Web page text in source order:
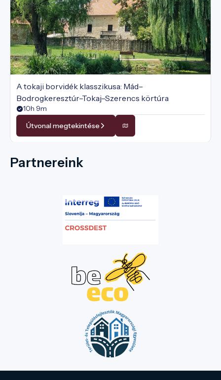
A tokaji borvidék klasszikusa: Mád–
Bodrogkeresztúr–Tokaj–Szerencs körtúra
10h 9m
Útvonal megtekintése
Partnereink